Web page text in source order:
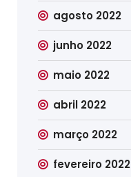
agosto 2022
junho 2022
maio 2022
abril 2022
março 2022
fevereiro 2022